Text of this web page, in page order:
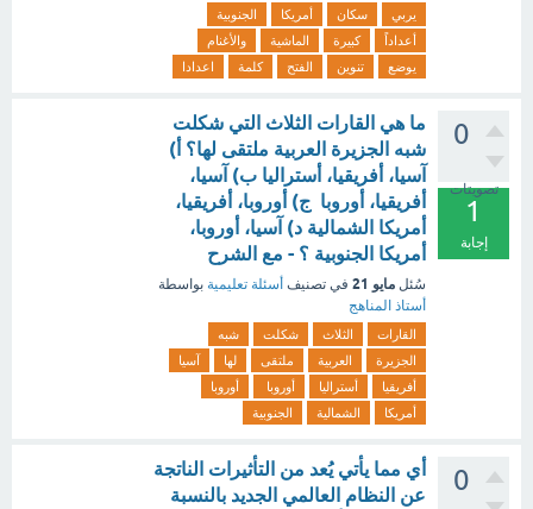
يربي سكان أمريكا
الجنوبية
أعداداً
كبيرة الماشية
والأغنام
يوضع
تنوين الفتح كلمة اعدادا
0
تصويتات
1
إجابة
ما هي القارات الثلاث التي شكلت
شبه الجزيرة العربية ملتقى لها؟ أ)
آسيا، أفريقيا، أستراليا ب) آسيا،
أفريقيا، أوروبا ج) أوروبا، أفريقيا،
أمريكا الشمالية د) آسيا، أوروبا،
أمريكا الجنوبية ؟ - مع الشرح
سُئل مايو 21 في تصنيف أسئلة تعليمية بواسطة
أستاذ المناهج
القارات الثلاث شكلت
شبه
الجزيرة
العربية ملتقى لها
آسيا
أفريقيا
أستراليا أوروبا
أوروبا
أمريكا
الشمالية الجنوبية
0
أي مما يأتي يُعد من التأثيرات الناتجة
عن النظام العالمي الجديد بالنسبة